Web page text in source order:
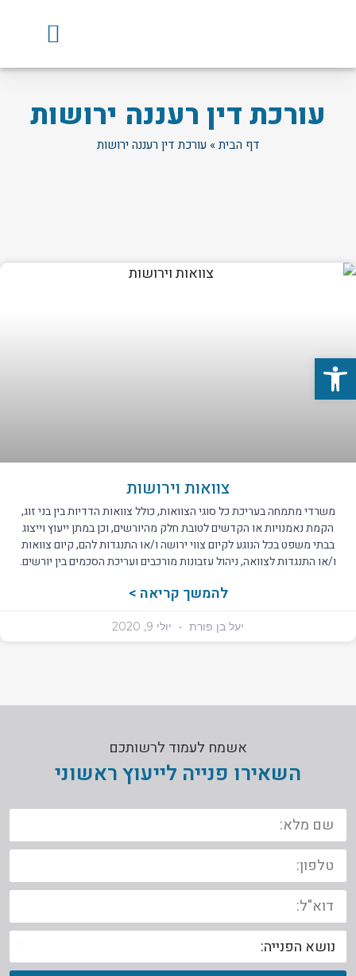
פתח סרגל נגישות
עורכת דין רעננה ירושות
דף הבית» עורכת דין רעננה ירושות
צוואות וירושות
משרדי מתמחה בעריכת כל סוגי הצוואות, כולל צוואות הדדיות בין בני זוג,
הקמת נאמנויות או הקדשים לטובת חלק מהיורשים, וכן במתן ייעוץ וייצוג
בבתי משפט בכל הנוגע לקיום צווי ירושה ו/או התנגדות להם, קיום צוואות
ו/או התנגדות לצוואה, ניהול עזבונות מורכבים ועריכת הסכמים בין יורשים.
להמשך קריאה >
יעל בן פורת יולי 9, 2020
אשמח לעמוד לרשותכם
השאירו פנייה לייעוץ ראשוני